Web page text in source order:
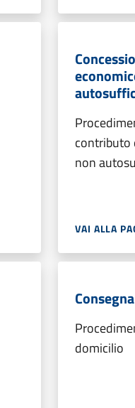
contributo
non
VAI ALLA
domicilio